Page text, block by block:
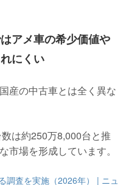
アメ車の希少価値や
にくい
産の中古車とは全く異な
は約250万8,000台と推
市場を形成しています。
調査を実施（2026年） | ニュ